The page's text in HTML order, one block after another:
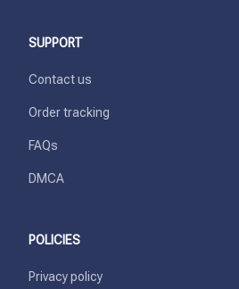
SUPPORT
Contact us
Order tracking
FAQs
DMCA
POLICIES
Privacy policy